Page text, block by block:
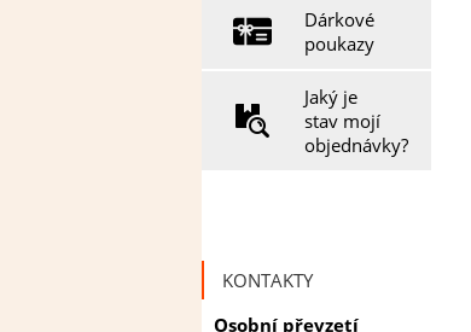
Dárkové
poukazy
Jaký je
stav mojí
objednávky?
KONTAKTY
Osobní převzetí